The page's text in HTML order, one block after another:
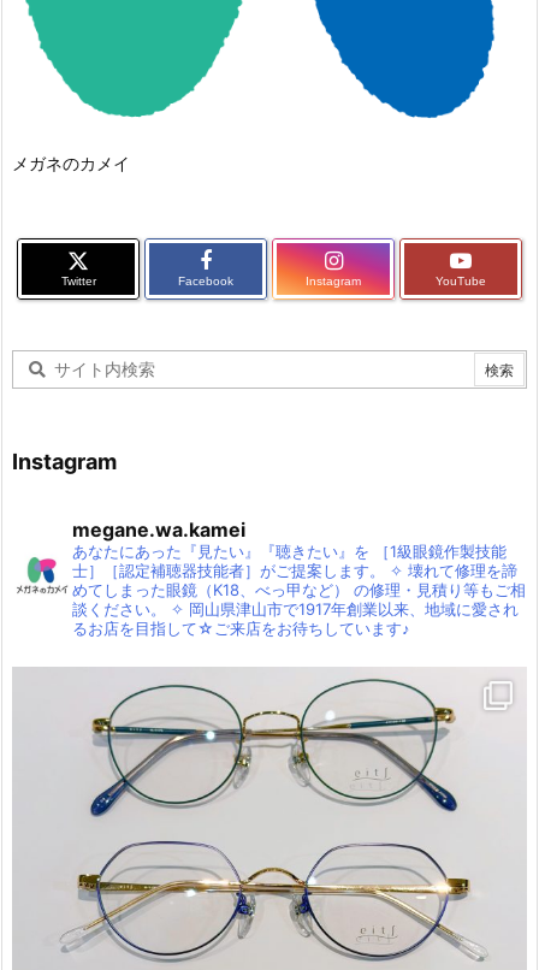
メガネのカメイ
Twitter Facebook Instagram YouTube
Instagram
megane.wa.kamei
あなたにあった『見たい』『聴きたい』を ［1級眼鏡作製技能
士］［認定補聴器技能者］がご提案します。
✧ 壊れて修理を諦
めてしまった眼鏡（K18、べっ甲など）
の修理・見積り等もご相
談ください。
✧ 岡山県津山市で1917年創業以来、地域に愛され
るお店を目指して☆ご来店をお待ちしています♪